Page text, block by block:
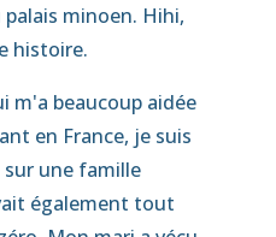
minoen. Hihi,
histoire.
m'a beaucoup aidée
en France, je suis
une famille
également tout